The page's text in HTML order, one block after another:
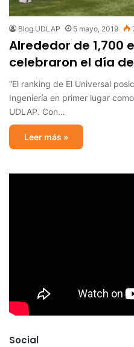
Blog UDLAP 5 mayo, 2019
Alrededor de 1,700
celebraron el día
“El ranking de El Universal
Ingeniería en primer lugar
UDLAP. Con…
Leer más »
Social